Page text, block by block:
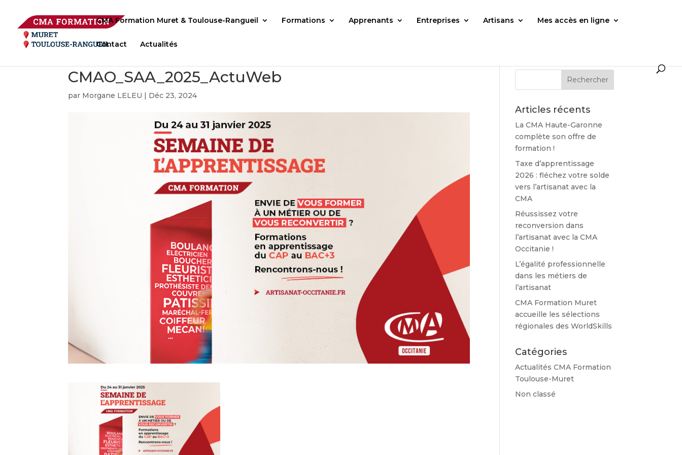
CMA Formation Muret & Toulouse-Rangueil Formations Apprenants Entreprises Artisans Mes accès en ligne
Contact Actualités
CMAO_SAA_2025_ActuWeb
par Morgane LELEU | Déc 23, 2024
Articles récents
La CMA Haute-Garonne
complète son offre de
formation !
Taxe d’apprentissage
2026 : fléchez votre solde
vers l’artisanat avec la
CMA
Réussissez votre
reconversion dans
l’artisanat avec la CMA
Occitanie !
L’égalité professionnelle
dans les métiers de
l’artisanat
CMA Formation Muret
accueille les sélections
régionales des WorldSkills
Catégories
Actualités CMA Formation
Toulouse-Muret
Non classé